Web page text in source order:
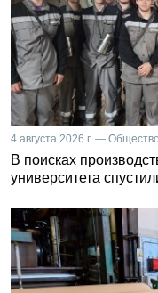
4 августа 2026 г. — Общество
В поисках
университета